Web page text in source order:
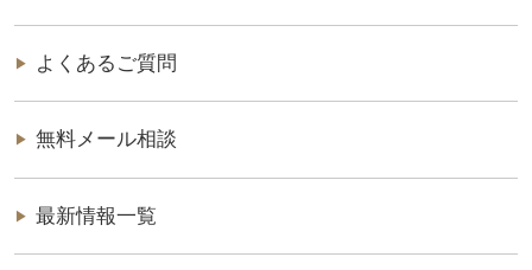
よくあるご質問
無料メール相談
最新情報一覧